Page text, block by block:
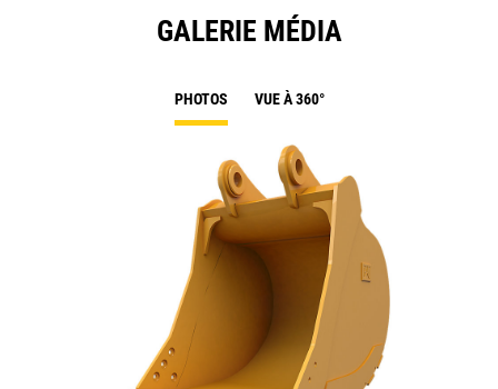
GALERIE MÉDIA
PHOTOS VUE À 360°